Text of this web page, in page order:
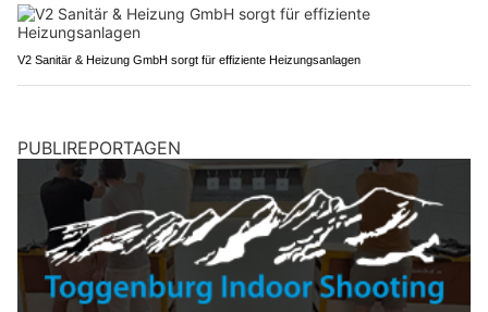
V2 Sanitär & Heizung GmbH sorgt für effiziente Heizungsanlagen
PUBLIREPORTAGEN